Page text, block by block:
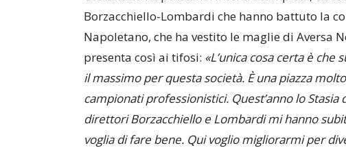
Borzacchiello-Lombardi che hanno battuto la
Napoletano, che ha vestito le maglie di Aversa
presenta così ai tifosi: «L’unica cosa certa è
il massimo per questa società. È una piazza
campionati professionistici. Quest’anno lo
direttori Borzacchiello e Lombardi mi hanno
voglia di fare bene. Qui voglio migliorarmi per